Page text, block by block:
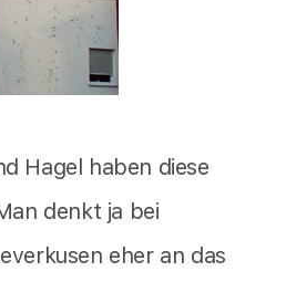
Hagel haben diese
denkt ja bei
eher an das